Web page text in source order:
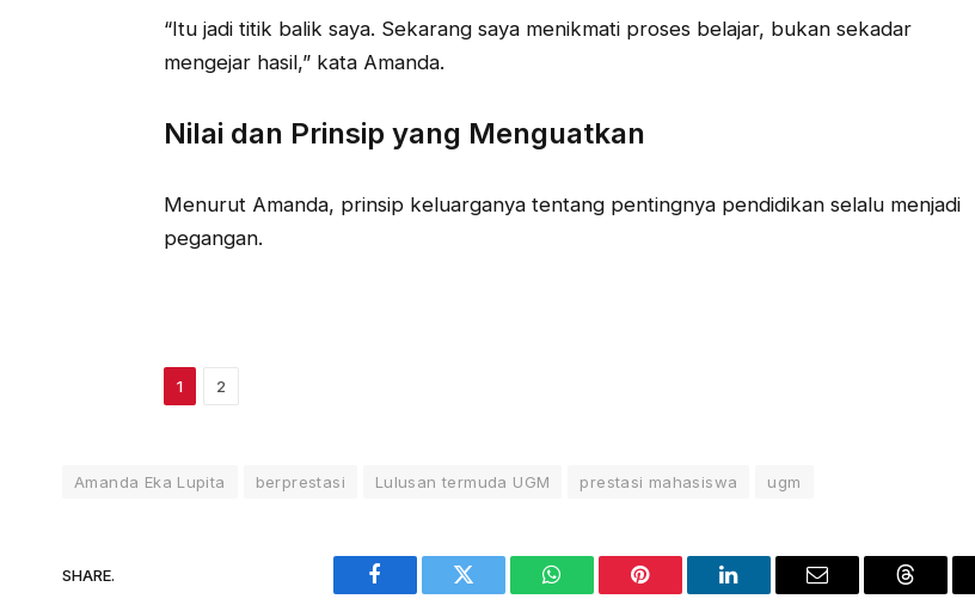
“Itu jadi titik balik saya. Sekarang saya menikmati proses belajar, bukan sekadar
mengejar hasil,” kata Amanda.
Nilai dan Prinsip yang Menguatkan
Menurut Amanda, prinsip keluarganya tentang pentingnya pendidikan selalu menjadi
pegangan.
1 2
Amanda Eka Lupita berprestasi Lulusan termuda UGM prestasi mahasiswa ugm
SHARE.
Facebook Twitter WhatsAppPinterest LinkedIn Email Threads